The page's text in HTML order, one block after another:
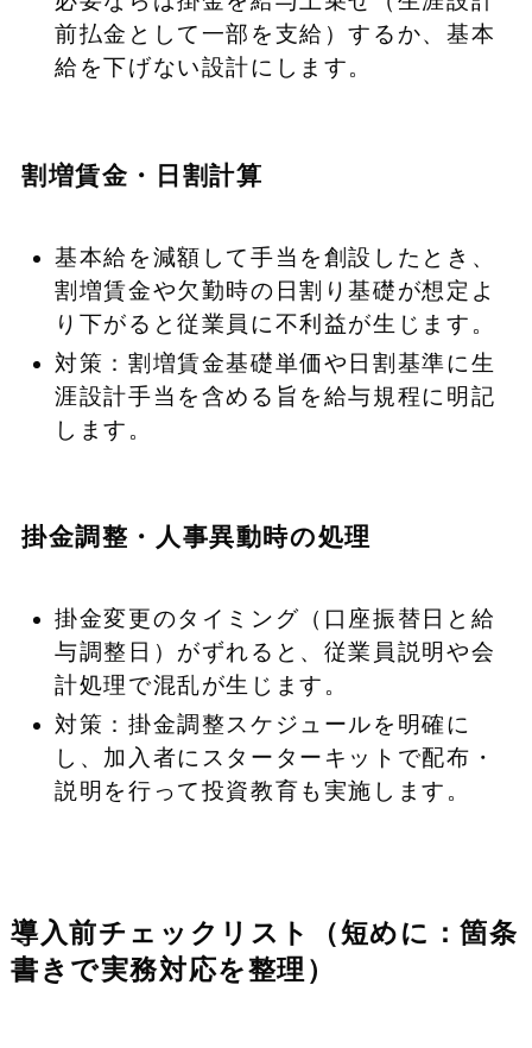
前払金として一部を支給）するか、基本
給を下げない設計にします。
割増賃金・日割計算
基本給を減額して手当を創設したとき、
割増賃金や欠勤時の日割り基礎が想定よ
り下がると従業員に不利益が生じます。
対策：割増賃金基礎単価や日割基準に生
涯設計手当を含める旨を給与規程に明記
します。
掛金調整・人事異動時の処理
掛金変更のタイミング（口座振替日と給
与調整日）がずれると、従業員説明や会
計処理で混乱が生じます。
対策：掛金調整スケジュールを明確に
し、加入者にスターターキットで配布・
説明を行って投資教育も実施します。
導入前チェックリスト（短めに：箇条
書きで実務対応を整理）